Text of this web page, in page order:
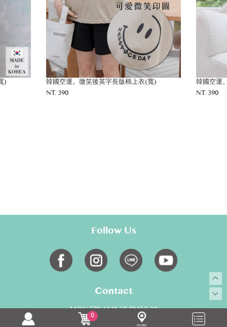
)
韓國空運。微笑後英字長版棉上衣(寬)
NT. 390
韓國空運
NT. 390
Follow Us
Contact
MON-FRI AM9:30-PM18:30
0